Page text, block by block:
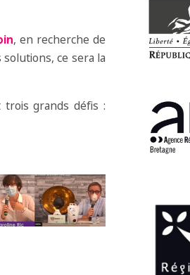
, en recherche de
ce sera la
trois grands défis :